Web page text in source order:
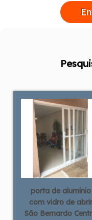
porta de alumínio
com vidro de abrir
São Bernardo